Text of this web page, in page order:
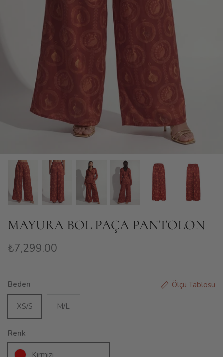
MAYURA BOL PAÇA PANTOLON
₺7,299.00
Beden Ölçü Tablosu
XS/S M/L
Renk
Kırmızı